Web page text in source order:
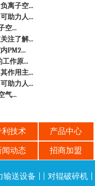
离子空...
助力人...
空...
注了解...
PM2...
作原...
作用主...
助力人...
气...
利技术 产品中心
闻动态 招商加盟
输送设备 对辊破碎机